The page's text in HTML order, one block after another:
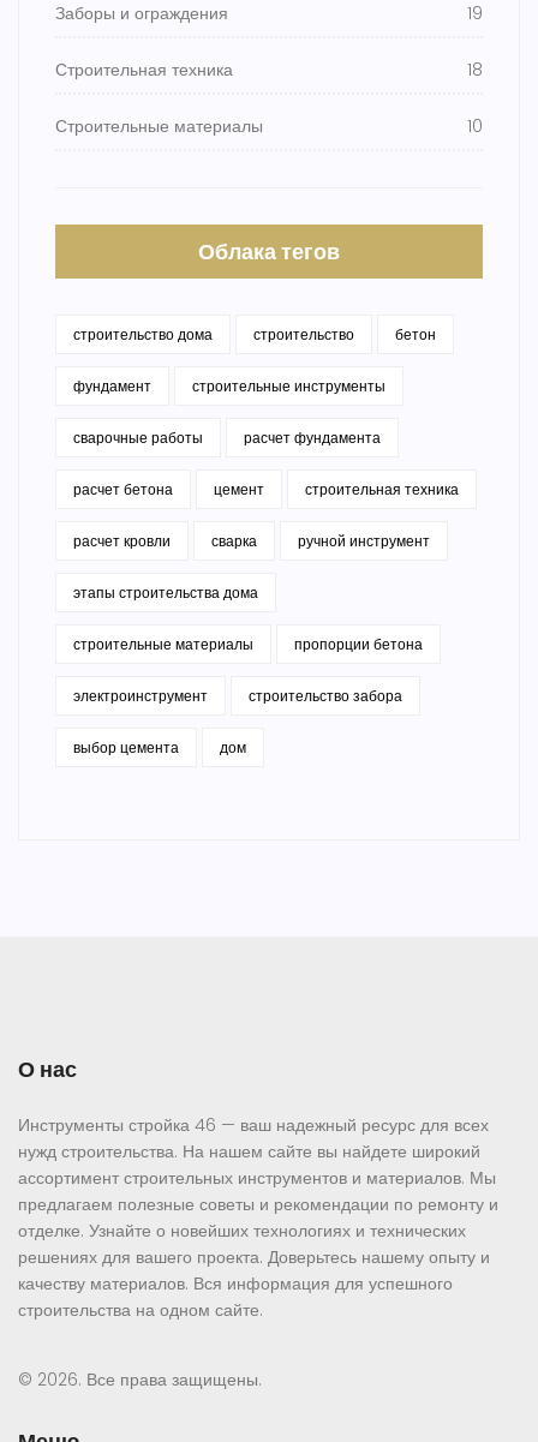
Заборы и ограждения 19
Строительная техника 18
Строительные материалы 10
Облака тегов
строительство дома строительство бетон
фундамент строительные инструменты
сварочные работы расчет фундамента
расчет бетона цемент строительная техника
расчет кровли сварка ручной инструмент
этапы строительства дома
строительные материалы пропорции бетона
электроинструмент строительство забора
выбор цемента дом
О нас
Инструменты стройка 46 — ваш надежный ресурс для всех
нужд строительства. На нашем сайте вы найдете широкий
ассортимент строительных инструментов и материалов. Мы
предлагаем полезные советы и рекомендации по ремонту и
отделке. Узнайте о новейших технологиях и технических
решениях для вашего проекта. Доверьтесь нашему опыту и
качеству материалов. Вся информация для успешного
строительства на одном сайте.
© 2026. Все права защищены.